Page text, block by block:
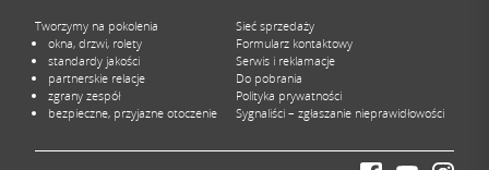
Tworzymy na pokolenia
okna, drzwi, rolety
standardy jakości
partnerskie relacje
zgrany zespół
bezpieczne, przyjazne otoczenie
Sieć sprzedaży
Formularz kontaktowy
Serwis i reklamacje
Do pobrania
Polityka prywatności
Sygnaliści – zgłaszanie nieprawidłowości